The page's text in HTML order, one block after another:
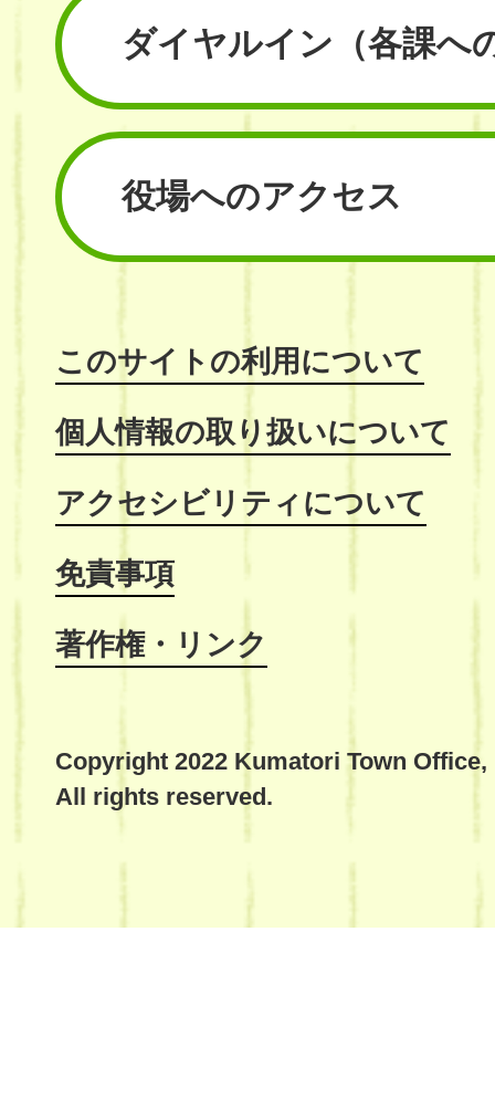
ダイヤルイン （各課へ
役場へのアクセス
このサイトの利用について
個人情報の取り扱いについて
アクセシビリティについて
免責事項
著作権・リンク
Copyright 2022 Kumatori Town Office,
All rights reserved.